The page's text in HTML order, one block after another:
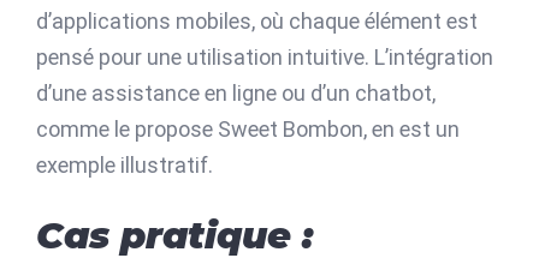
d’applications mobiles, où chaque élément est
pensé pour une utilisation intuitive. L’intégration
d’une assistance en ligne ou d’un chatbot,
comme le propose Sweet Bombon, en est un
exemple illustratif.
Cas pratique :